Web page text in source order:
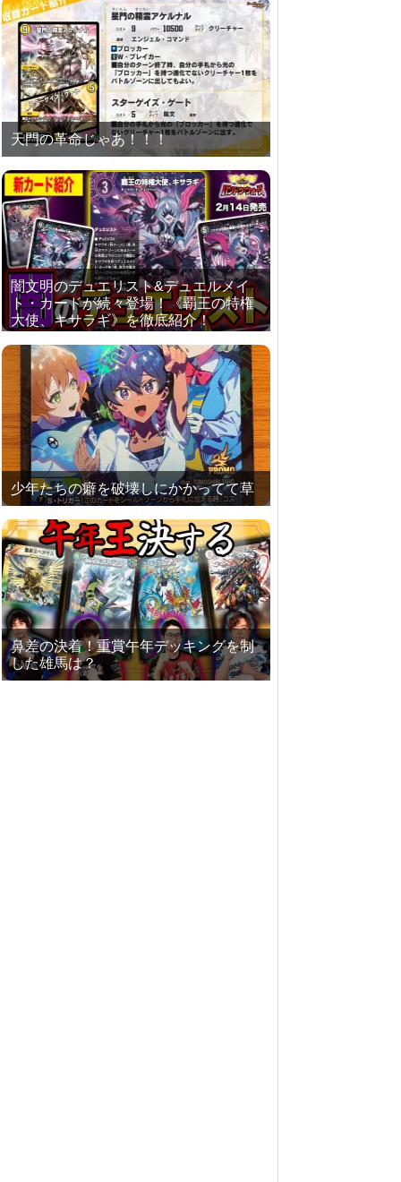
天門の革命じゃあ！！！
闇文明のデュエリスト&デュエルメイ
ト・カードが続々登場！《覇王の特権
大使、キサラギ》を徹底紹介！
少年たちの癖を破壊しにかかってて草
鼻差の決着！重賞午年デッキングを制
した雄馬は？